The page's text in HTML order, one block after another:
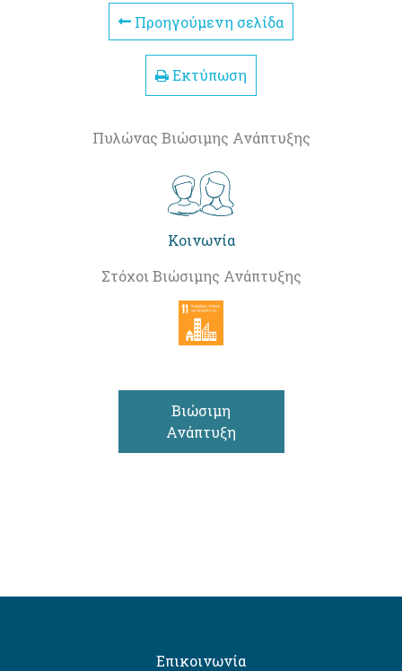
Προηγούμενη σελίδα
Εκτύπωση
Πυλώνας Βιώσιμης Ανάπτυξης
Κοινωνία
Στόχοι Βιώσιμης Ανάπτυξης
Βιώσιμη
Ανάπτυξη
Επικοινωνία